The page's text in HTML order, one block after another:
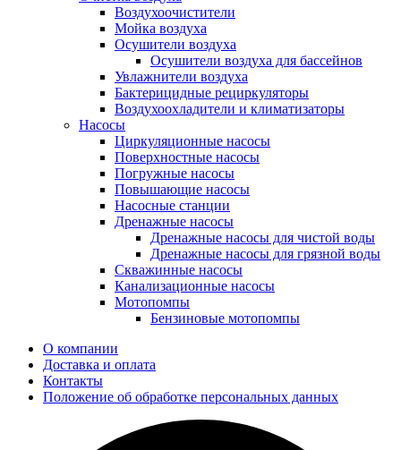
Воздухоочистители
Мойка воздуха
Осушители воздуха
Осушители воздуха для бассейнов
Увлажнители воздуха
Бактерицидные рециркуляторы
Воздухоохладители и климатизаторы
Насосы
Циркуляционные насосы
Поверхностные насосы
Погружные насосы
Повышающие насосы
Насосные станции
Дренажные насосы
Дренажные насосы для чистой воды
Дренажные насосы для грязной воды
Скважинные насосы
Канализационные насосы
Мотопомпы
Бензиновые мотопомпы
О компании
Доставка и оплата
Контакты
Положение об обработке персональных данных